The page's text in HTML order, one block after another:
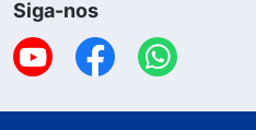
Siga-nos